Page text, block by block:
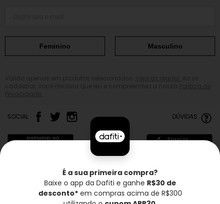
Feminino Masculino
SOCIAL DÚVIDAS
Frete grátis* Troca grátis Entrega rápida
É a sua primeira compra?
Baixe o app da Dafiti e ganhe R$30 de
desconto*em compras acima de R$300